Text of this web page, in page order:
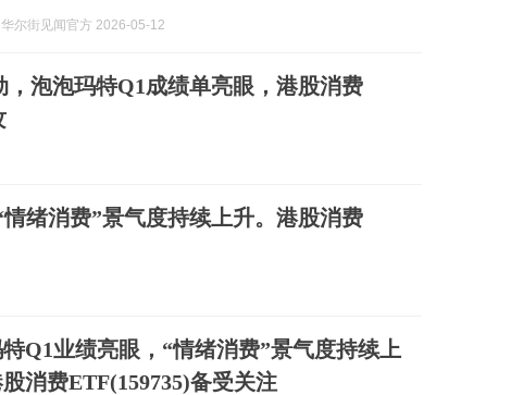
华尔街见闻官方 2026-05-12
泡泡玛特Q1成绩单亮眼，港股消费
绪消费”景气度持续上升。港股消费
Q1业绩亮眼，“情绪消费”景气度持续上
消费ETF(159735)备受关注